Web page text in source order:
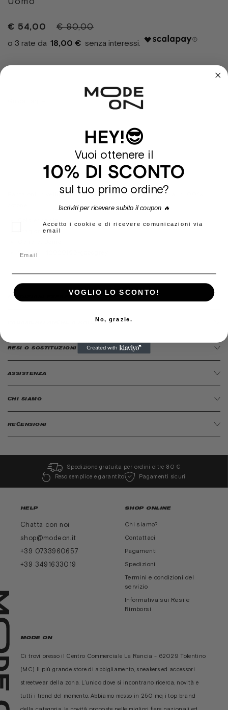
€ 90,00
€ 54,00
18,00 €
Sold Out
Pantaloni in velluto dal fit rilassato e vita elasticizzata in 100%
grigio
Stagione:Ai21
Codice:
SPEDIZIONI EXPRESS 24/48H ORE
RESI O SOSTITUZIONI
ASSISTENZA
CHI SIAMO
RECENSIONI
Spedizione gratuita per ordini oltre 80 €
Reso semplice e garantito
Pagamenti sicuri
HELP
Chatta con noi
shop@modeon.it
+39 0733960657
+39 3491633019
SHOP ONLINE
Chi siamo?
Contattaci
Pagamenti
Spedizioni
Termini e condizioni del
servizio
Informativa sui Resi e
Rimborsi
MODE ON
Ci trovi presso il Centro Commerciale La Rancia - 62029 Tolentino
(MC) Il più grande store di abbigliamento, sneakers ed accessori
streetwear della zona. L’unico dove si incontrano ricerca, novità e
tutti i trend del momento. Abbiamo messo in 250 mq i top brand
HEY!😎
Vuoi ottenere il
10% DI SCONTO
sul tuo primo ordine?
Iscriviti per ricevere subito il coupon 🔥
Accetto i cookie e di ricevere comunicazioni via
email
VOGLIO LO SCONTO!
No, grazie.